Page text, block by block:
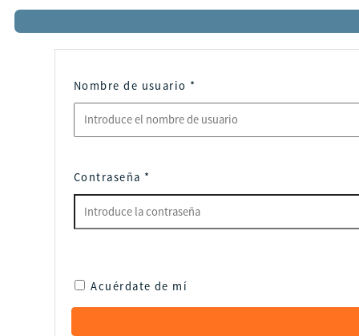
Nombre de usuario *
Contraseña *
Acuérdate de mí